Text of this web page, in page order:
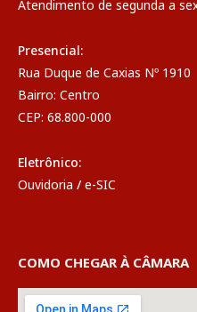
Atendimento de segunda a
Presencial:
Rua Duque de Caxias Nº 1910
Bairro: Centro
CEP: 68.800-000
Eletrônico:
Ouvidoria / e-SIC
COMO CHEGAR À CÂMARA